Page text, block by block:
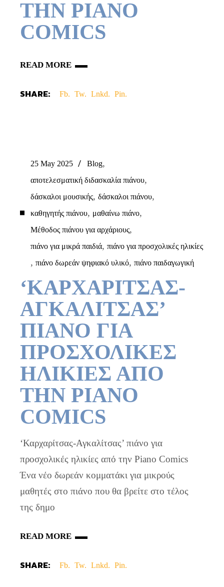
ΤΗΝ PIANO
COMICS
READ MORE
SHARE: Fb. Tw. Lnkd. Pin.
25 May 2025 Blog,
αποτελεσματική διδασκαλία πιάνου,
δάσκαλοι μουσικής,δάσκαλοι πιάνου,
καθηγητής πιάνου, μαθαίνω πιάνο,
Μέθοδος πιάνου για αρχάριους,
πιάνο για μικρά παιδιά,πιάνο για προσχολικές ηλικίες
,πιάνο δωρεάν ψηφιακό υλικό,πιάνο παιδαγωγική
‘ΚΑΡΧΑΡΙΤΣΑΣ-
ΑΓΚΑΛΙΤΣΑΣ’
ΠΙΑΝΟ ΓΙΑ
ΠΡΟΣΧΟΛΙΚΕΣ
ΗΛΙΚΙΕΣ ΑΠΟ
ΤΗΝ PIANO
COMICS
‘Καρχαρίτσας-Αγκαλίτσας’ πιάνο για
προσχολικές ηλικίες από την Piano Comics
Ένα νέο δωρεάν κομματάκι για μικρούς
μαθητές στο πιάνο που θα βρείτε στο τέλος
της δημο
READ MORE
SHARE: Fb. Tw. Lnkd. Pin.